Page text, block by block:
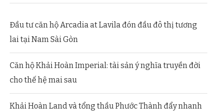
Đầu tư căn hộ Arcadia at Lavila đón đầu đô thị tương
lai tại Nam Sài Gòn
Căn hộ Khải Hoàn Imperial: tài sản ý nghĩa truyền đời
cho thế hệ mai sau
Khải Hoàn Land và tổng thầu Phước Thành đẩy nhanh